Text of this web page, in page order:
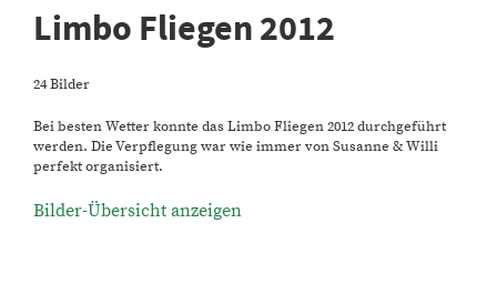
Limbo Fliegen 2012
24 Bilder
Bei besten Wetter konnte das Limbo Fliegen 2012 durchgeführt
werden. Die Verpflegung war wie immer von Susanne & Willi
perfekt organisiert.
Bilder-Übersicht anzeigen